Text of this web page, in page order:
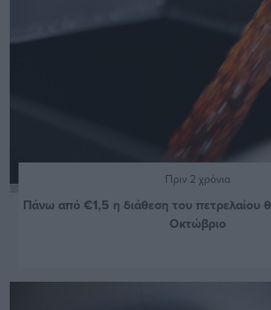
Πριν 2 χρόνια
Πάνω από €1,5 η διάθεση του πετρελαίου
Οκτώβριο